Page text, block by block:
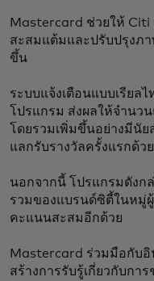
Mastercard ช่วยให้ Citi
สะสมแต้มและปรับปรุงภ
ขึ้น
ระบบแจ้งเตือนแบบเรียล
โปรแกรม ส่งผลให้จำนว
โดยรวมเพิ่มขึ้นอย่างมีนั
แลกรับรางวัลครั้งแรกด้วย
นอกจากนี้ โปรแกรมดังก
รวมของแบรนด์ซิตี้ในหมู่ผู้
คะแนนสะสมอีกด้วย
Mastercard ร่วมมือกับอิ
สร้างการรับรู้เกี่ยวกับกา